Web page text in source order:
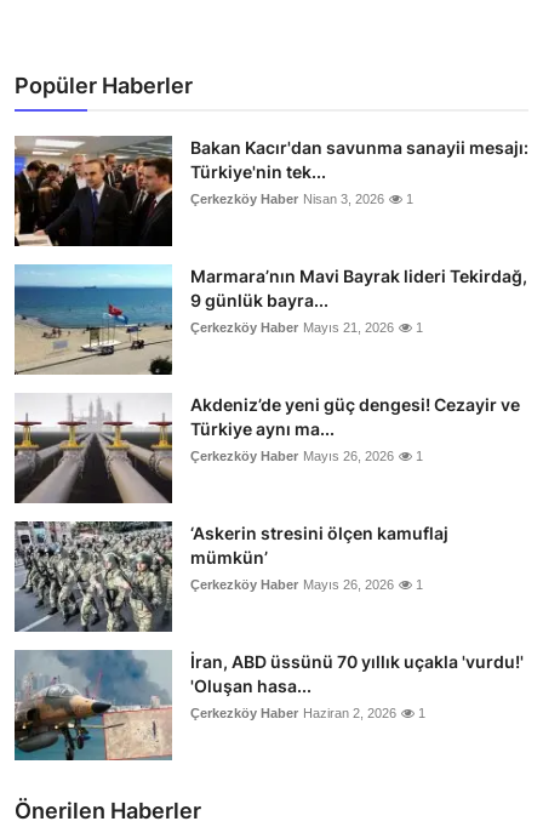
Popüler Haberler
Bakan Kacır'dan savunma sanayii mesajı:
Türkiye'nin tek...
Çerkezköy Haber Nisan 3, 2026 1
Marmara’nın Mavi Bayrak lideri Tekirdağ,
9 günlük bayra...
Çerkezköy Haber Mayıs 21, 2026 1
Akdeniz’de yeni güç dengesi! Cezayir ve
Türkiye aynı ma...
Çerkezköy Haber Mayıs 26, 2026 1
‘Askerin stresini ölçen kamuflaj
mümkün’
Çerkezköy Haber Mayıs 26, 2026 1
İran, ABD üssünü 70 yıllık uçakla 'vurdu!'
'Oluşan hasa...
Çerkezköy Haber Haziran 2, 2026 1
Önerilen Haberler